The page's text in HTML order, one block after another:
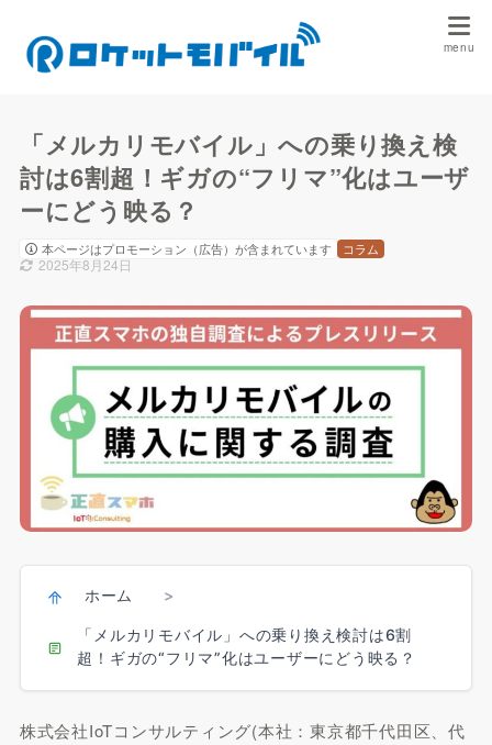
「メルカリモバイル」への乗り換え検
討は6割超！ギガの“フリマ”化はユーザ
ーにどう映る？
本ページはプロモーション（広告）が含まれています コラム
2025年8月24日
ホーム >
「メルカリモバイル」への乗り換え検討は6割
超！ギガの“フリマ”化はユーザーにどう映る？
株式会社IoTコンサルティング(本社：東京都千代田区、代